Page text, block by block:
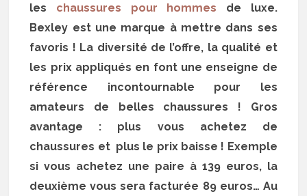
les chaussures pour hommes de luxe.
Bexley est une marque à mettre dans ses
favoris ! La diversité de l’offre, la qualité et
les prix appliqués en font une enseigne de
référence incontournable pour les
amateurs de belles chaussures ! Gros
avantage : plus vous achetez de
chaussures et plus le prix baisse ! Exemple
si vous achetez une paire à 139 euros, la
deuxième vous sera facturée 89 euros… Au